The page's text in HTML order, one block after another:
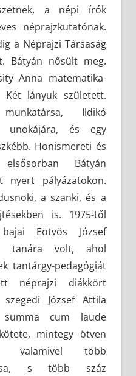
a népi írók
néprajzkutatónak.
a Néprajzi Társaság
Bátyán nősült meg.
Anna matematika-
Két lányuk született.
Ildikó
unokájára, és egy
Honismereti és
Bátyán
nyert pályázatokon.
a szanki, és a
is. 1975-től
Eötvös József
tanára volt, ahol
tantárgy-pedagógiát
néprajzi diákkört
József Attila
summa cum laude
mintegy ötven
valamivel több
s több száz